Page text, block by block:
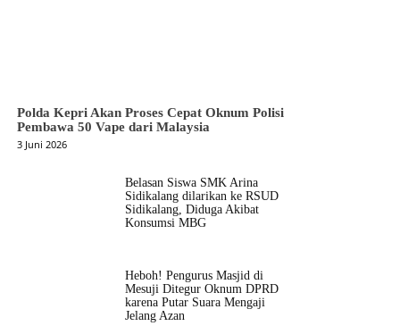
Polda Kepri Akan Proses Cepat Oknum Polisi
Pembawa 50 Vape dari Malaysia
3 Juni 2026
Belasan Siswa SMK Arina
Sidikalang dilarikan ke RSUD
Sidikalang, Diduga Akibat
Konsumsi MBG
Heboh! Pengurus Masjid di
Mesuji Ditegur Oknum DPRD
karena Putar Suara Mengaji
Jelang Azan